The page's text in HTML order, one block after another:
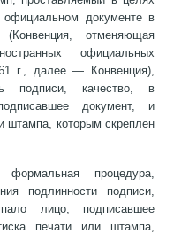
документе в
отменяющая
официальных
г., далее — Конвенция),
подписи, качество, в
документ, и
штампа, которым скреплен
процедура,
подлинности подписи,
лицо, подписавшее
печати или штампа,